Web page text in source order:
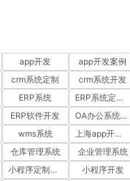
app开发
app开发案例
crm系统定制
crm系统开发
ERP系统
ERP系统定制多少钱一套
ERP软件开发
OA办公系统开发
wms系统
上海app开发公司
仓库管理系统
企业管理系统
小程序定制开发
小程序开发